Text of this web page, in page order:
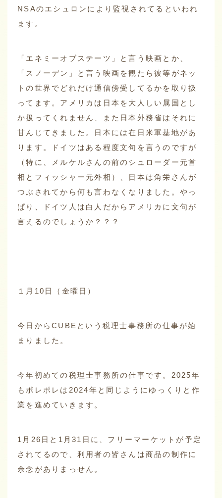
NSAのエシュロンにより監視されてるといわれ
ます。
「エネミーオブステーツ」と言う映画とか、
「スノーデン」と言う映画を観たら彼等がネッ
トの世界でどれだけ通信傍受してるかを取り扱
ってます。アメリカは日本を大人しい属国とし
か扱ってくれません、また日本外務省はそれに
甘んじてきました。日本には在日米軍基地があ
ります。ドイツはある程度文句を言うのですが
（特に、メルケルさんの前のシュローダー元首
相とフィッシャー元外相）、日本は角栄さんが
つぶされてから何も言わなくなりました。やっ
ぱり、ドイツ人は白人だからアメリカに文句が
言えるのでしょうか？？？
１月10日（金曜日）
今日からCUBEという税理士事務所の仕事が始
まりました。
今年初めての税理士事務所の仕事です。2025年
もポレポレは2024年と同じようにゆっくりと作
業を進めていきます。
1月26日と1月31日に、フリーマーケットが予定
されてるので、利用者の皆さんは商品の制作に
余念がありまっせん。